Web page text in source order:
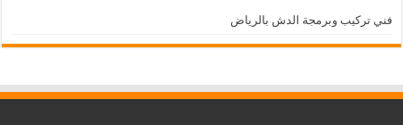
فني تركيب وبرمجة الدش بالرياض